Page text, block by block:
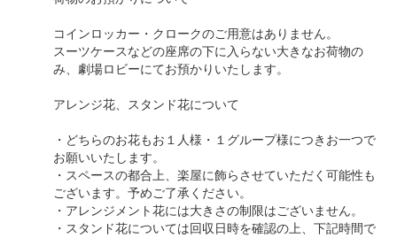
コインロッカー・クロークのご用意はありません。
スーツケースなどの座席の下に入らない大きなお荷物の
み、劇場ロビーにてお預かりいたします。
アレンジ花、スタンド花について
・どちらのお花もお１人様・１グループ様につきお一つで
お願いいたします。
・スペースの都合上、楽屋に飾らさせていただく可能性も
ございます。予めご了承ください。
・アレンジメント花には大きさの制限はございません。
・スタンド花については回収日時を確認の上、下記時間で